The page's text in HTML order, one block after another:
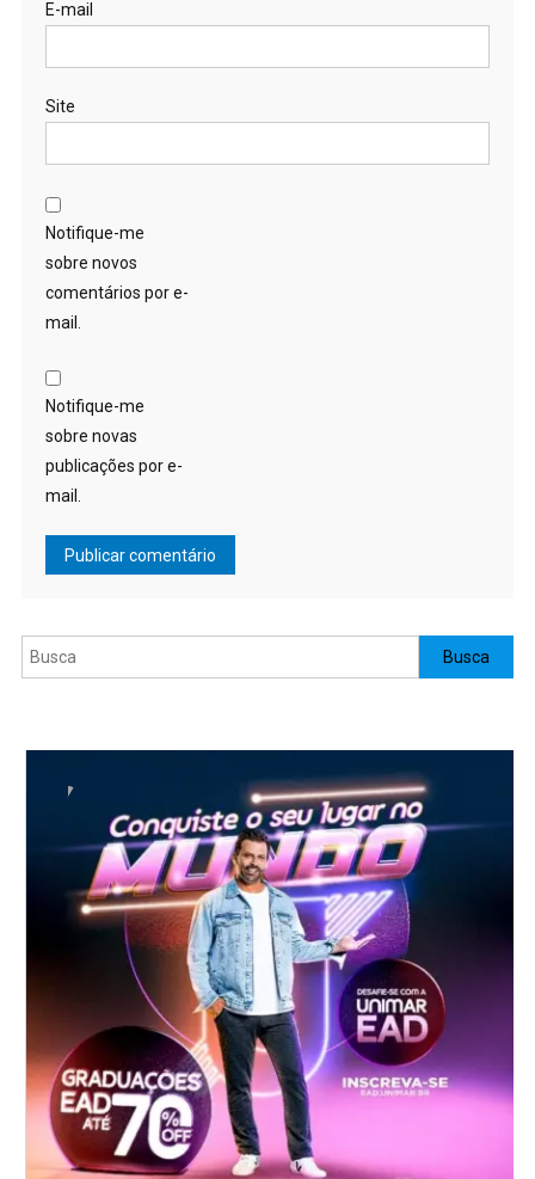
E-mail
Site
Notifique-me
sobre novos
comentários por e-
mail.
Notifique-me
sobre novas
publicações por e-
mail.
Pesquisar Busca